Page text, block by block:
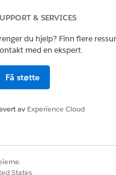
Ved å bruke
poster. Handlingene
inn. Denne prosessen
handlinger i
& SERVICES
du hjelp? Finn flere
med en ekspert.
Få støtte
av Experience Cloud
States